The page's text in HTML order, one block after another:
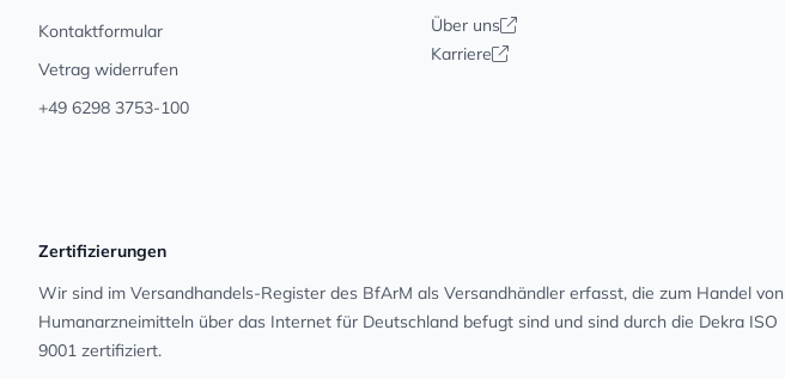
Kontaktformular
Vetrag widerrufen
+49 6298 3753-100
Über uns
Karriere
Zertifizierungen
Wir sind im Versandhandels-Register des BfArM als Versandhändler erfasst, die zum Handel von
Human­arz­nei­mit­teln über das Internet für Deutschland befugt sind und sind durch die Dekra ISO
9001 zertifiziert.